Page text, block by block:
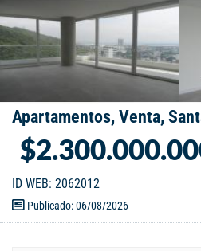
Apartamentos, Venta,
ID WEB: 2062012
Publicado: 06/08/2026